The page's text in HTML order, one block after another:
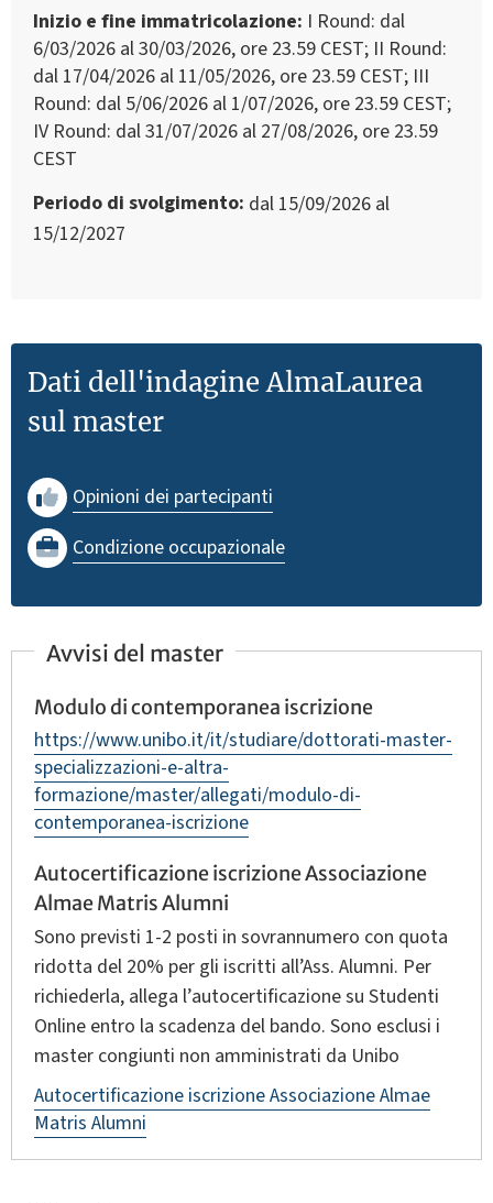
Inizio e fine immatricolazione I Round: dal
6/03/2026 al 30/03/2026, ore 23.59 CEST; II Round:
dal 17/04/2026 al 11/05/2026, ore 23.59 CEST; III
Round: dal 5/06/2026 al 1/07/2026, ore 23.59 CEST;
IV Round: dal 31/07/2026 al 27/08/2026, ore 23.59
CEST
Periodo di svolgimento dal 15/09/2026 al
15/12/2027
Dati dell'indagine AlmaLaurea
sul master
Opinioni dei partecipanti
Condizione occupazionale
Avvisi del master
Modulo di contemporanea iscrizione
https://www.unibo.it/it/studiare/dottorati-master-
specializzazioni-e-altra-
formazione/master/allegati/modulo-di-
contemporanea-iscrizione
Autocertificazione iscrizione Associazione
Almae Matris Alumni
Sono previsti 1‑2 posti in sovrannumero con quota
ridotta del 20% per gli iscritti all’Ass. Alumni. Per
richiederla, allega l’autocertificazione su Studenti
Online entro la scadenza del bando. Sono esclusi i
master congiunti non amministrati da Unibo
Autocertificazione iscrizione Associazione Almae
Matris Alumni